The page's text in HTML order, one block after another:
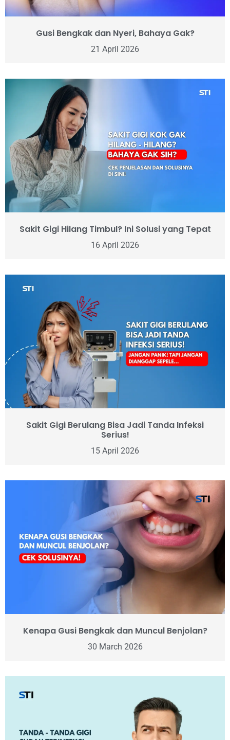
Gusi Bengkak dan Nyeri, Bahaya Gak?
21 April 2026
Sakit Gigi Hilang Timbul? Ini Solusi yang Tepat
16 April 2026
Sakit Gigi Berulang Bisa Jadi Tanda Infeksi
Serius!
15 April 2026
Kenapa Gusi Bengkak dan Muncul Benjolan?
30 March 2026